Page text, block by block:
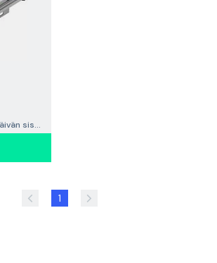
Lähetetään 10-12 päivän sisällä
1